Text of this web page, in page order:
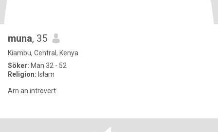
muna, 35
Kiambu, Central, Kenya
Söker: Man 32 - 52
Religion: Islam
Am an introvert